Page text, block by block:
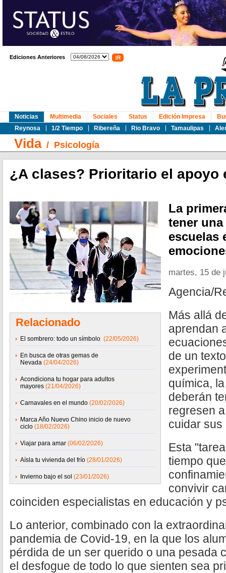
Ediciones Anteriores
Noticias
Reynosa
1/2 Tiempo Ribereña Rio Bravo Tamaulipas
Multimedia Sociales Status Edición Impresa
Vida/ Psicología
¿A clases? Prioritario el apoyo
Relacionado
El sombrero: todo un símbolo (22/05/2026)
En busca de otras gemas de
Nevada (24/04/2026)
Acondiciona tu hogar para adultos
mayores (21/04/2026)
Carnavales en el mundo (20/02/2026)
Marca Año Nuevo Chino inicio de nuevo
ciclo (18/02/2026)
Viajar para amar (06/02/2026)
Aísla tu vivienda del frío (28/01/2026)
Invierno bajo el sol (23/01/2026)
La
tener
escuelas
martes, 15 de
Agencia/
Más allá
aprendan
de un
química,
deberán
regresen
cuidar sus
Esta
tiempo
convivir
coinciden especialistas en educación y
Lo anterior, combinado con la
pandemia de Covid-19, en la que los
pérdida de un ser querido o una pesada
el desfogue de todo lo que sienten sea